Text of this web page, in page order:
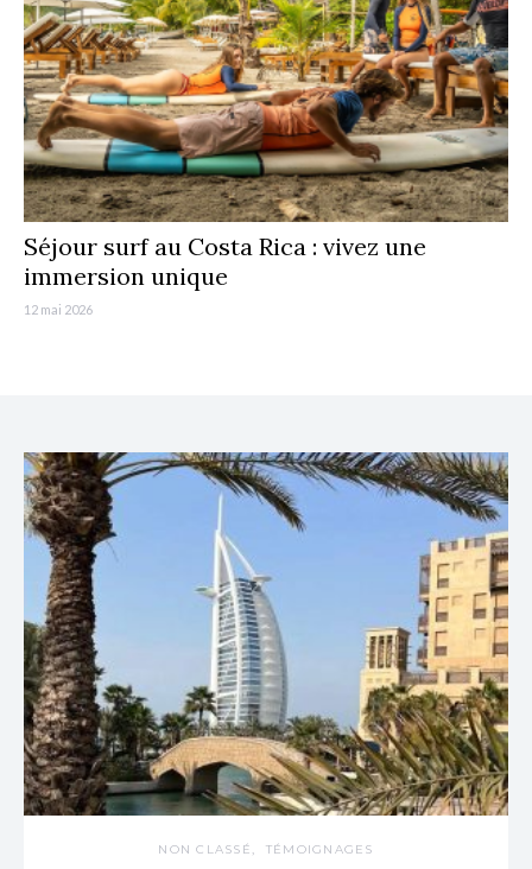
Séjour surf au Costa Rica : vivez une
immersion unique
12 mai 2026
NON CLASSÉ TÉMOIGNAGES